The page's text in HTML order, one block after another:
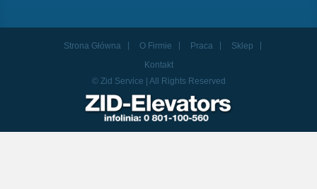
Strona Główna O Firmie Praca
Sklep
Kontakt
© Zid Service | All Rights Reserved